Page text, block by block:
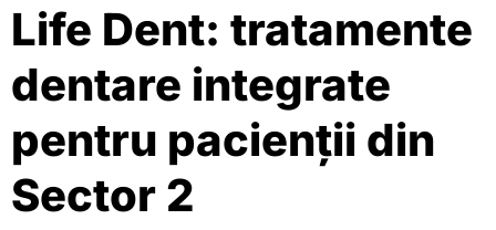
Life Dent: tratamente
dentare integrate
pentru pacienții din
Sector 2